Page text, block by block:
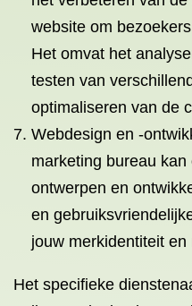
website om
Het omvat het
testen van
optimaliseren van de
Webdesign en -
marketing bureau
ontwerpen en
en
jouw merkidentiteit
Het specifieke